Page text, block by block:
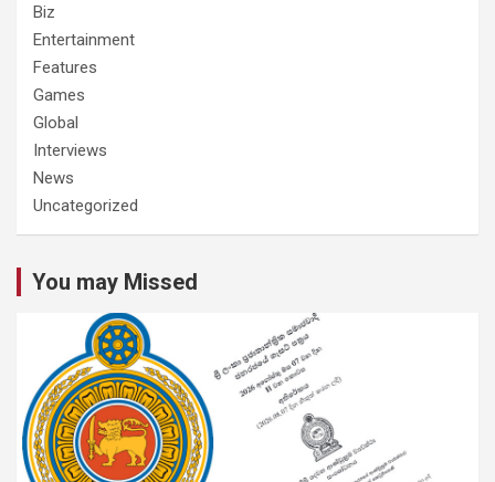
Biz
Entertainment
Features
Games
Global
Interviews
News
Uncategorized
You may Missed